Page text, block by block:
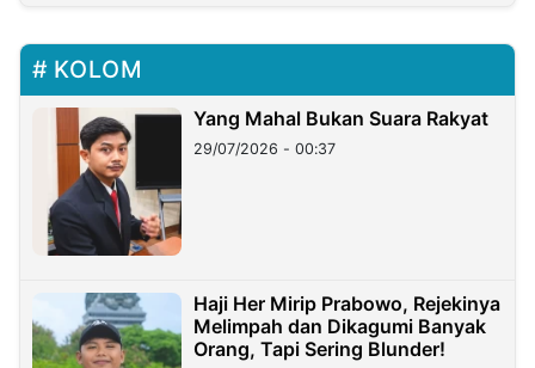
KOLOM
Yang Mahal Bukan Suara Rakyat
29/07/2026 - 00:37
Haji Her Mirip Prabowo, Rejekinya
Melimpah dan Dikagumi Banyak
Orang, Tapi Sering Blunder!